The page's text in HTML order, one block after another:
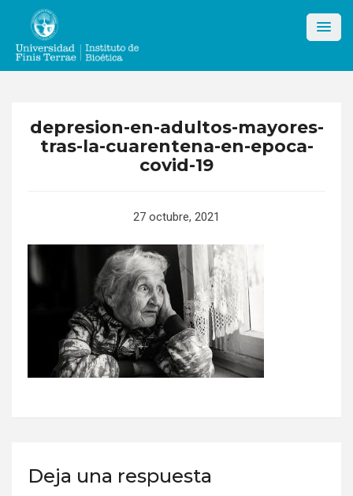
content
depresion-en-adultos-mayores-
tras-la-cuarentena-en-epoca-
covid-19
27 octubre, 2021
Deja una respuesta